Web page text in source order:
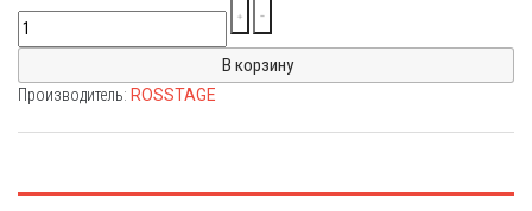
Производитель: ROSSTAGE